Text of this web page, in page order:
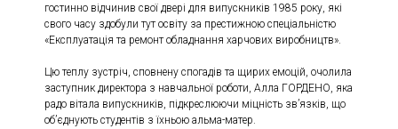
гостинно відчинив свої двері для випускників 1985 року, які
свого часу здобули тут освіту за престижною спеціальністю
«Експлуатація та ремонт обладнання харчових виробництв».
Цю теплу зустріч, сповнену спогадів та щирих емоцій, очолила
заступник директора з навчальної роботи, Алла ГОРДЕНО, яка
радо вітала випускників, підкреслюючи міцність зв’язків, що
об’єднують студентів з їхньою альма-матер.